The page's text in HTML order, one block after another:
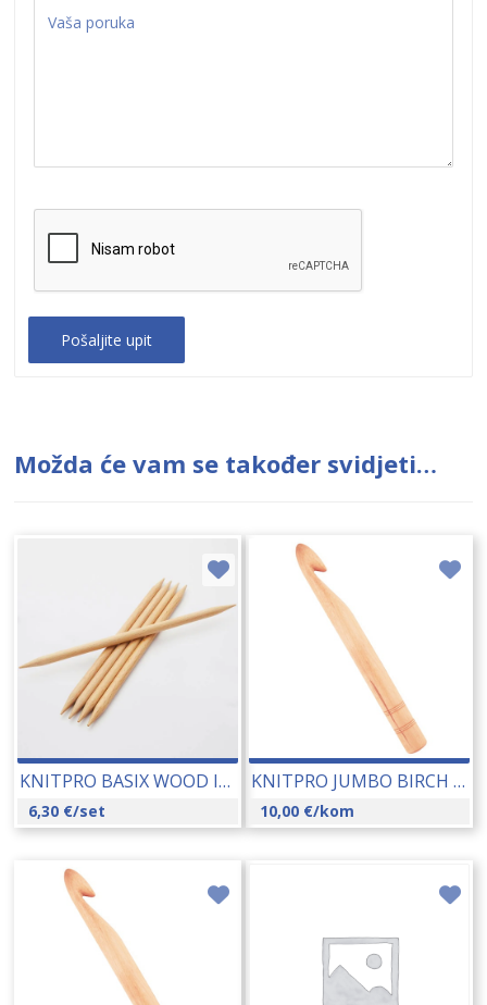
Možda će vam se također svidjeti…
KNITPRO BASIX WOOD IGLE ZA ČARAPE 5/1 20 CM 2,5 MM (35111) 26016
6,30 €/set
KNITPRO JUMBO BIRCH CROCHET KUKICA 20,00 MM (35710) 16370
10,00 €/kom